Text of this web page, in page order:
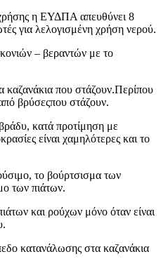
η ΕΥΔΠΑ απευθύνει 8
για λελογισμένη χρήση νερού.
– βεραντών με το
καζανάκια που στάζουν.Περίπου
βρύσεςπου στάζουν.
κατά προτίμηση με
είναι χαμηλότερες και το
το βούρτσισμα των
των πιάτων.
και ρούχων μόνο όταν είναι
κατανάλωσης στα καζανάκια